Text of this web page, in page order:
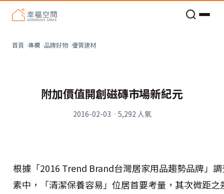
首頁 專欄 品牌好物 優質建材
附加價值開創磁磚市場新紀元
2016-02-03 · 5,292 人氣
根據「2016 Trend Brand台灣居家用品趨勢品牌」
素中，「清潔保養容易」位居首要考量，其次微距